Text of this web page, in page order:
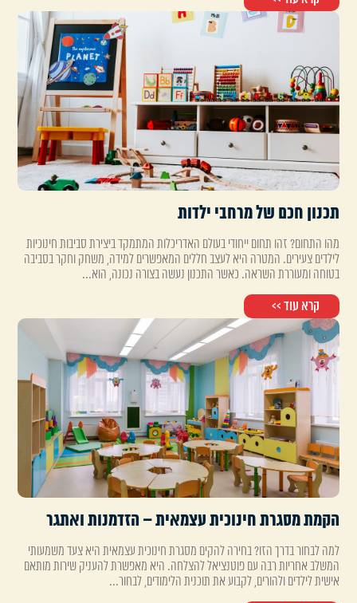
תכנון חכם של מרחבי ילדות
מהו התחום? זהו תחום ייחודי בעולם האדריכלות המתמקד ביצירת סביבות חינוכיות
לילדים צעירים. המטרה היא לעצב חללים המאפשרים למידה, משחק וחקר בסביבה
בטוחה ומעוררת השראה. כאשר התכנון נעשה בצורה נכונה, הוא...
קרא עוד >>
הקמת מסגרת חינוכית עצמאית – הזדמנות ואתגר
למה לבחור בדרך הזו? בחירה להקים מסגרת חינוכית עצמאית היא צעד משמעותי
המשלב אחריות רבה עם פוטנציאל להצלחה. היא מאפשרת להעניק שירות מותאם
אישית לילדים ולהורים, לקבוע את תוכנית הלימודים, לבחור...